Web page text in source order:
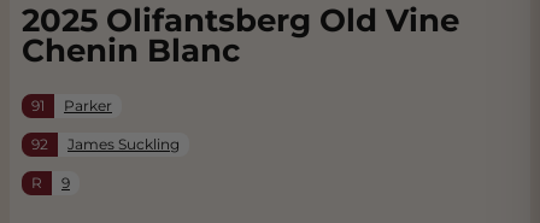
2025 Olifantsberg Old Vine
Chenin Blanc
91 Parker
92 James Suckling
R 9